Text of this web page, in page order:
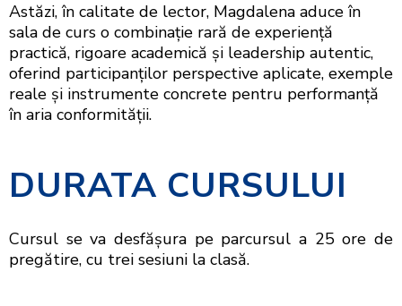
Astăzi, în calitate de lector, Magdalena aduce în
sala de curs o combinație rară de experiență
practică, rigoare academică și leadership autentic,
oferind participanților perspective aplicate, exemple
reale și instrumente concrete pentru performanță
în aria conformității.
DURATA CURSULUI
Cursul se va desfășura pe parcursul a 25 ore de
pregătire, cu trei sesiuni la clasă.